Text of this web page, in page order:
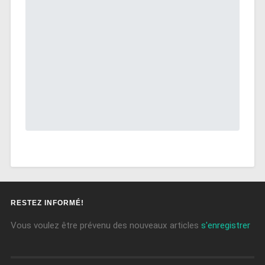
RESTEZ INFORMÉ!
Vous voulez être prévenu des nouveaux articles s'enregistrer